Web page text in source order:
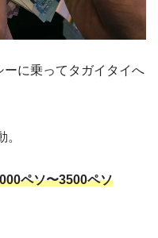
ーに乗ってタガイタイへ
ペソ〜3500ペソ